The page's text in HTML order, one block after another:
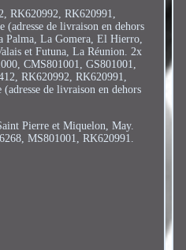
RK620992, RK620991,
de livraison en dehors
Palma, La Gomera, El Hierro,
et Futuna, La Réunion. 2x
CMS801001, GS801001,
RK620992, RK620991,
de livraison en dehors
Pierre et Miquelon, May.
MS801001, RK620991.